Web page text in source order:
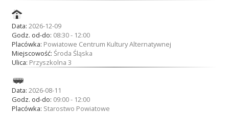
Data: 2026-12-09
Godz. od-do: 08:30 - 12:00
Placówka: Powiatowe Centrum Kultury Alternatywnej
Miejscowość: Środa Śląska
Ulica: Przyszkolna 3
Data: 2026-08-11
Godz. od-do: 09:00 - 12:00
Placówka: Starostwo Powiatowe